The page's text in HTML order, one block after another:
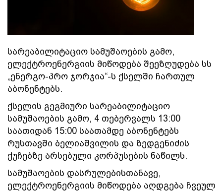
სარეაბილიტაციო სამუშაოების გამო,
ელექტროენერგიის მიწოდება შეეზღუდება სს
„ენერგო-პრო ჯორჯია“-ს ქსელში ჩართულ
აბონენტებს.
ქსელის გეგმიური სარეაბილიტაციო
სამუშაოების გამო, 4 თებერვალს 13:00
საათიდან 15:00 საათამდე აბონენტებს
რუსთავში ბელიაშვილის და ზედგენიძის
ქუჩებზე არსებული კორპუსების ნაწილს.
სამუშაოების დასრულებისთანავე,
ელექტროენერგიის მიწოდება აღდგება ჩვეულ